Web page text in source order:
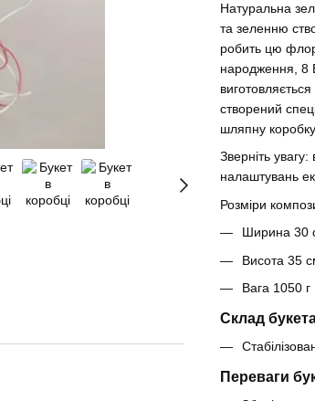
Натуральна
та зеленню
робить цю
народження, 8
створений
шляпну
Зверніть увагу:
налаштувань
Розміри
Ширина 30
Висота 35
Вага 1050 г
Склад
Переваги